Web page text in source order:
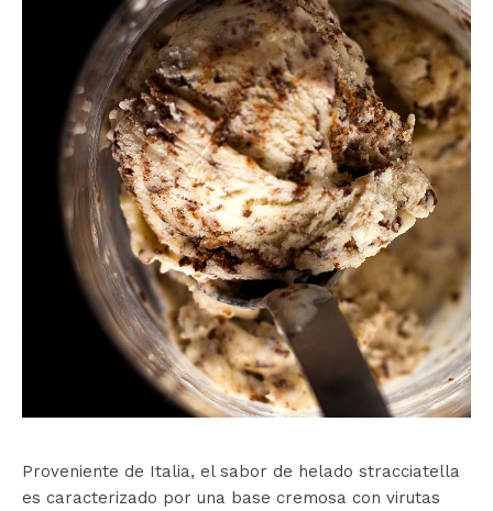
Proveniente de Italia, el sabor de helado stracciatella
es caracterizado por una base cremosa con virutas